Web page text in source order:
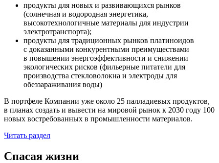
продукты для новых и развивающихся рынков
(солнечная и водородная энергетика,
высокотехнологичные материалы для индустрии
электротранспорта);
продукты для традиционных рынков платиноидов
с доказанными конкурентными преимуществами
в повышении энергоэффективности и снижении
экологических рисков (фильерные питатели для
производства стекловолокна и электроды для
обеззараживания воды)
В портфеле Компании уже около 25 палладиевых продуктов,
в планах создать и вывести на мировой рынок к 2030 году 100
новых востребованных в промышленности материалов.
Читать раздел
Спасая жизни